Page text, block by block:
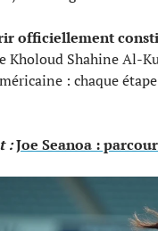
officiellement
Kholoud Shahine Al-
: chaque
:Joe Seanoa :